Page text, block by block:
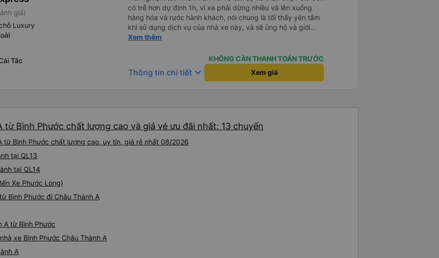
giá)
Luxury
Tắc
có trễ hơn dự định 1h, vì xe phải dừng nhiều và lên xuống
hàng hóa và rước hành khách, nói chung là tối thấy yên tâm
khi sử dụng dịch vụ của nhà xe này, và sẽ ủng hộ và giới
thiệu cho người thân sử dụng dịch vụ của nhà xe này
Xem thêm
KHÔNG CẦN THANH TOÁN TRƯỚC
Thông tin chi tiết keyboard_arrow_down Xem giá
Bình Phước chất lượng cao và giá vé ưu đãi nhất: 13 chuyến
từ Bình Phước chất lượng cao, uy tín, giá rẻ nhất 08/2026
tại QL13
tại QL14
Xe Phước Long)
Bình Phước đi Châu Thành A
A từ Bình Phước
xe Bình Phước Châu Thành A
A